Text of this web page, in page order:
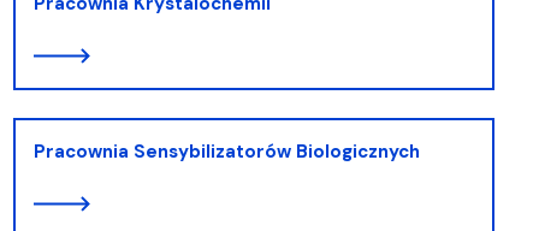
Pracownia Sensybilizatorów Biologicznych